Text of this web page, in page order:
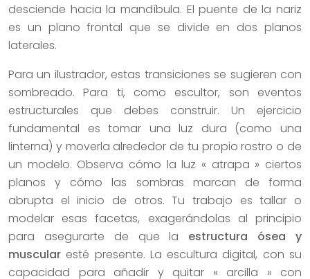
desciende hacia la mandíbula. El puente de la nariz
es un plano frontal que se divide en dos planos
laterales.
Para un ilustrador, estas transiciones se sugieren con
sombreado. Para ti, como escultor, son eventos
estructurales que debes construir. Un ejercicio
fundamental es tomar una luz dura (como una
linterna) y moverla alrededor de tu propio rostro o de
un modelo. Observa cómo la luz « atrapa » ciertos
planos y cómo las sombras marcan de forma
abrupta el inicio de otros. Tu trabajo es tallar o
modelar esas facetas, exagerándolas al principio
para asegurarte de que la estructura ósea y
muscular esté presente. La escultura digital, con su
capacidad para añadir y quitar « arcilla » con